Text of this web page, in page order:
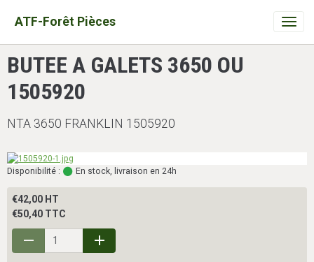
ATF-Forêt Pièces
BUTEE A GALETS 3650 OU
1505920
NTA 3650 FRANKLIN 1505920
Disponibilité : En stock, livraison en 24h
€42,00 HT
€50,40 TTC